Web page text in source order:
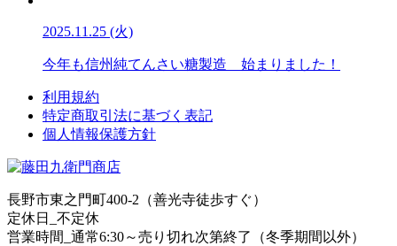
2025.11.25 (火)
今年も信州純てんさい糖製造 始まりました！
利用規約
特定商取引法に基づく表記
個人情報保護方針
長野市東之門町400-2（善光寺徒歩すぐ）
定休日_不定休
営業時間_通常6:30～売り切れ次第終了（冬季期間以外）